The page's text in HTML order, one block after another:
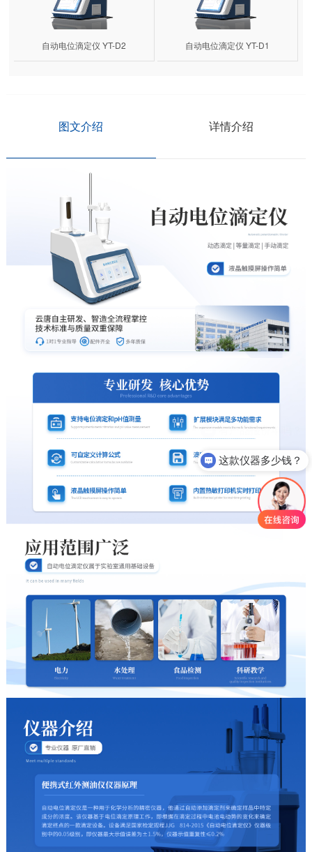
自动电位滴定仪 YT-D2 自动电位滴定仪 YT-D1
图文介绍 详情介绍
这款仪器多少钱？